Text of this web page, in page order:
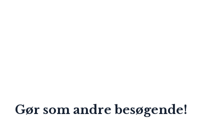
Gør som andre besøgende!